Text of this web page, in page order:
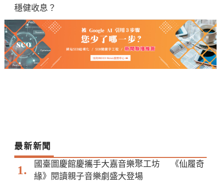
穩健收息？
最新新聞
國臺圖慶館慶攜手大嘉音樂聚工坊 《仙履奇
緣》閱讀親子音樂劇盛大登場